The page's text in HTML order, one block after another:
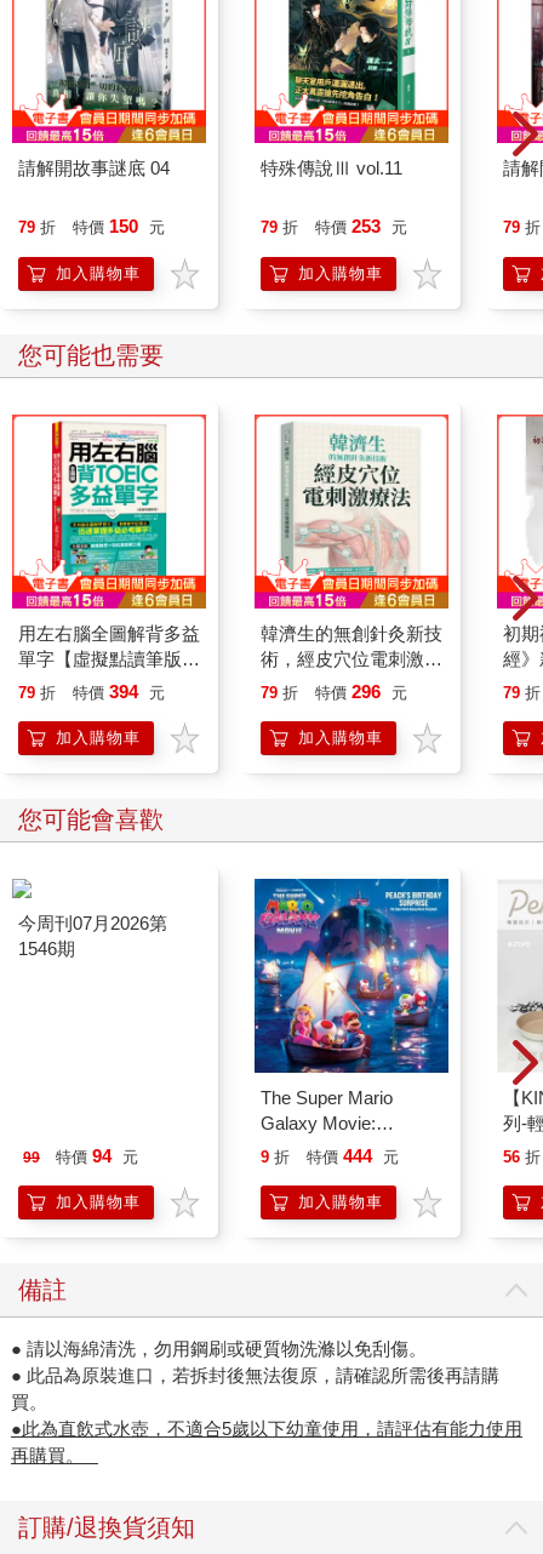
請解開故事謎底 04
79 折 特價 150 元
加入購物車
特殊傳說Ⅲ vol.11
79 折 特價 253 元
加入購物車
請解
79 折
您可能也需要
用左右腦全圖解背多益
單字【虛擬點讀筆版】
(附「Youtor App」內
水書套)
79 折 特價 394 元
加入購物車
韓濟生的無創針灸新技
術，經皮穴位電刺激療
法：疼痛控制×睡眠管
分泌調節，以無創電刺
激延伸傳統針灸，涵蓋
79 折 特價 296 元
加入購物車
初
經
中
79 折
您可能會喜歡
99 特價 94 元
加入購物車
The Super Mario
Galaxy Movie:
Peach`s Birthday
Mario Galaxy Movie
Storybook
9 折 特價 444 元
加入購物車
【
列-
平
56 折
備註
● 請以海綿清洗，勿用鋼刷或硬質物洗滌以免刮傷。
● 此品為原裝進口，若拆封後無法復原，請確認所需後再請購
買。
●此為直飲式水壺，不適合5歲以下幼童使用，請評估有能力使用
再購買。
訂購/退換貨須知